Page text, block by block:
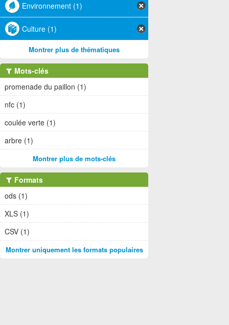
Environnement (1)
Culture (1)
Montrer plus de thématiques
Mots-clés
promenade du paillon (1)
nfc (1)
coulée verte (1)
arbre (1)
Montrer plus de mots-clés
Formats
ods (1)
XLS (1)
CSV (1)
Montrer uniquement les formats populaires